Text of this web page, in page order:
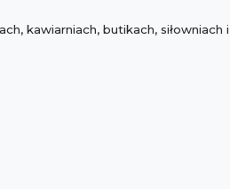
kawiarniach, butikach, siłowniach